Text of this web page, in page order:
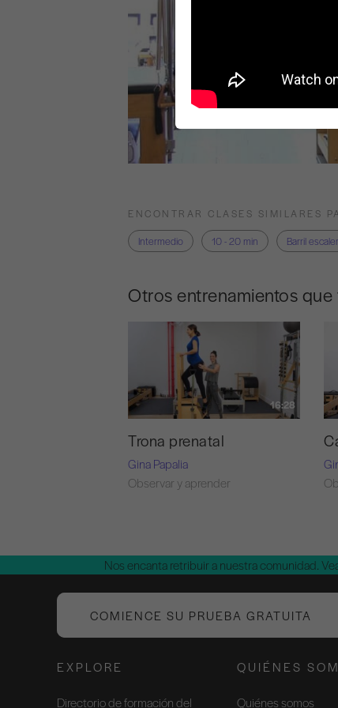
ENCONTRAR CLASES SIMILARES
Intermedio
10 - 20 min Barril
Otros entrenamientos
16:28
Trona prenatal
Gina Papalia
Observar y aprender
Nos encanta retribuir a nuestra comunidad.
COMIENCE SU PRUEBA GRATUITA
EXPLORE
Directorio de formación del
QUIÉNES
Quiénes somos